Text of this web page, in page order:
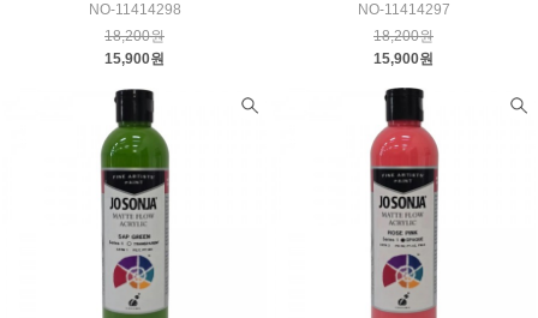
NO-11414298
18,200원
15,900원
NO-11414297
18,200원
15,900원